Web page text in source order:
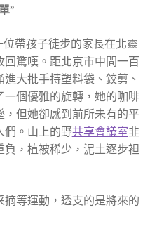
”
帶孩子徒步的家長在北靈
驚嘆。距北京市中間一百
大批手持塑料袋、鉸剪、
個優雅的旋轉，她的咖啡
但她卻感到前所未有的平
們。山上的野共享會議室韭
，植被稀少，泥土逐步袒
等運動，透支的是將來的